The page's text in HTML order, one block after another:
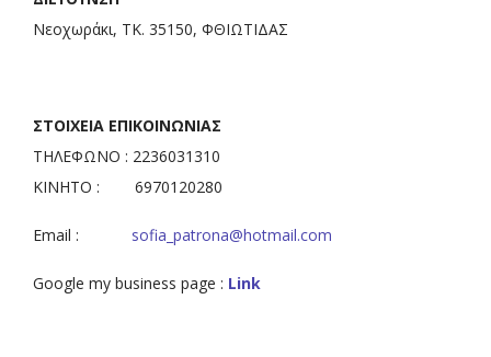
Νεοχωράκι, ΤΚ. 35150, ΦΘΙΩΤΙΔΑΣ
ΣΤΟΙΧΕΙΑ ΕΠΙΚΟΙΝΩΝΙΑΣ
ΤΗΛΕΦΩΝΟ : 2236031310
ΚΙΝΗΤΟ : 6970120280
Email : sofia_patrona@hotmail.com
Google my business page : Link